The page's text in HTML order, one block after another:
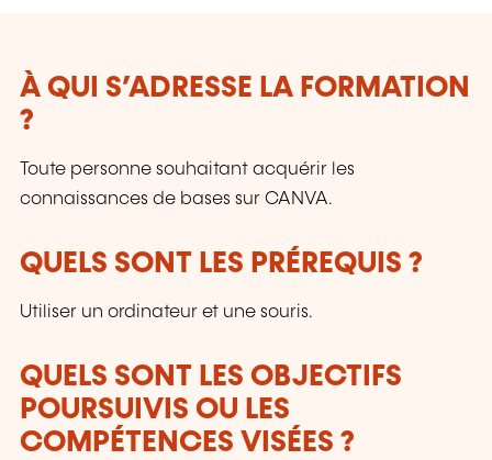
À QUI S’ADRESSE LA FORMATION
?
Toute personne souhaitant acquérir les
connaissances de bases sur CANVA.
QUELS SONT LES PRÉREQUIS ?
Utiliser un ordinateur et une souris.
QUELS SONT LES OBJECTIFS
POURSUIVIS OU LES
COMPÉTENCES VISÉES ?